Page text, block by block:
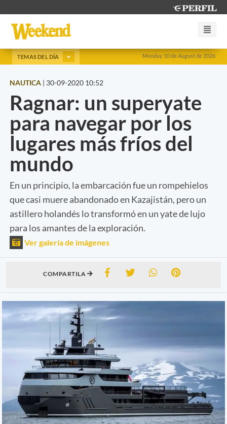
Monday 10 de August de 2026
TEMAS DEL DÍA
NAUTICA | 30-09-2020 10:52
Ragnar: un superyate
para navegar por los
lugares más fríos del
mundo
En un principio, la embarcación fue un rompehielos
que casi muere abandonado en Kazajistán, pero un
astillero holandés lo transformó en un yate de lujo
para los amantes de la exploración.
Ver galería de imágenes
COMPARTILA